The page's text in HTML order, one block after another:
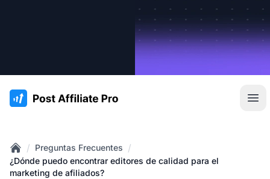
:site.title
Home
/ Preguntas Frecuentes /
¿Dónde puedo encontrar editores de calidad para el
marketing de afiliados?